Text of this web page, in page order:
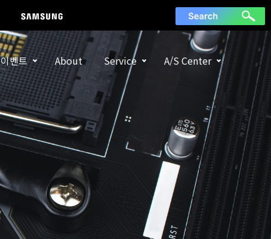
이벤트 About Service A/S Center